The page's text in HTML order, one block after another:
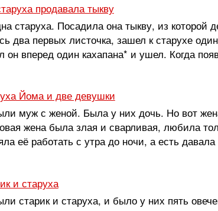
продавала тыкву
старуха. Посадила она тыкву, из которой
два первых листочка, зашел к старухе
он вперед один кахапана* и ушел. Когда
Йома и две девушки
муж с женой. Была у них дочь. Но вот
жена была злая и сварливая, любила
её работать с утра до ночи, а есть
и старуха
старик и старуха, и было у них пять